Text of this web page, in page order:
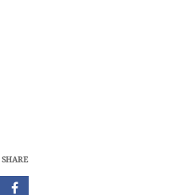
SHARE